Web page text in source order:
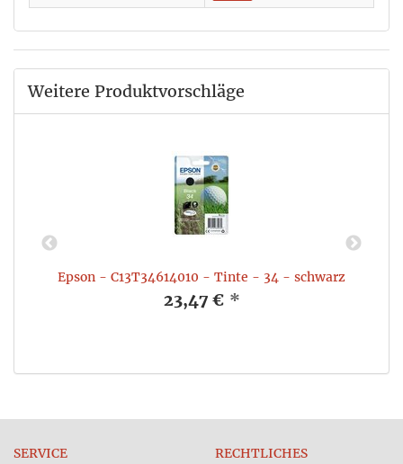
Weitere Produktvorschläge
Epson - C13T34614010 - Tinte - 34 - schwarz
23,47 € *
SERVICE RECHTLICHES